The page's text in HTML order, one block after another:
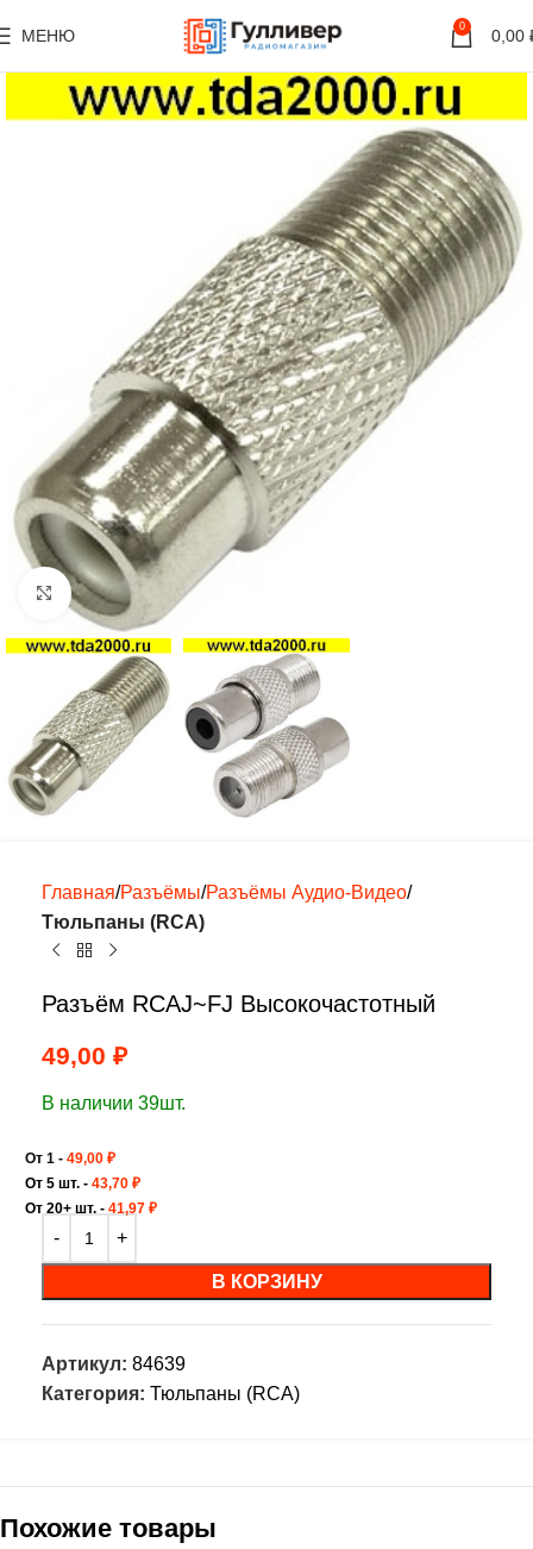
МЕНЮ 0 0,00
Нажмите, чтобы увеличить
Главная Разъёмы Разъёмы Аудио-Видео
Тюльпаны (RCA)
Разъём RCAJ~FJ Высокочастотный
49,00 ₽
В наличии 39шт.
От 1 - 49,00 ₽
От 5 шт. - 43,70 ₽
От 20+ шт. - 41,97 ₽
В КОРЗИНУ
Артикул: 84639
Категория: Тюльпаны (RCA)
Похожие товары